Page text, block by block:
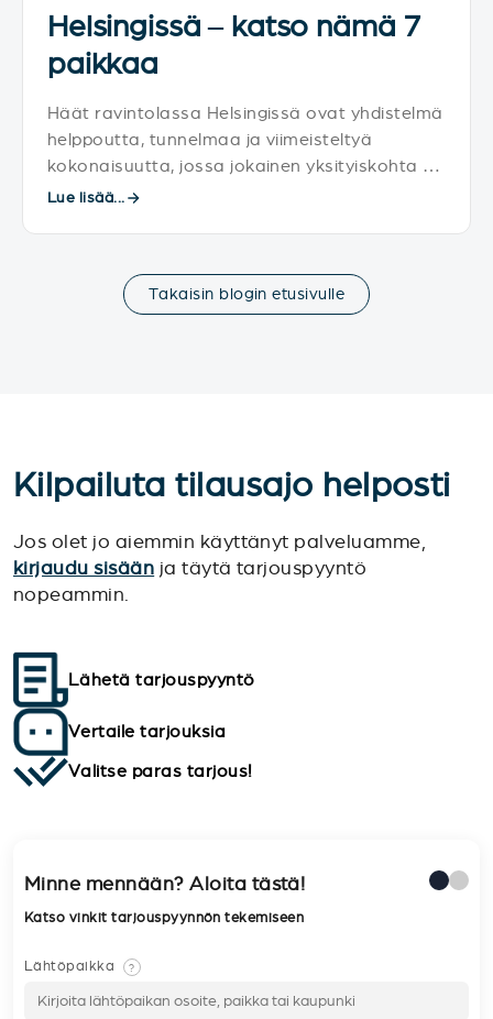
Helsingissä – katso nämä 7
paikkaa
Häät ravintolassa Helsingissä ovat yhdistelmä
helppoutta, tunnelmaa ja viimeisteltyä
kokonaisuutta, jossa jokainen yksityiskohta on
valmiiksi mietitty.
Lue lisää...
Takaisin blogin etusivulle
Kilpailuta tilausajo helposti
Jos olet jo aiemmin käyttänyt palveluamme,
kirjaudu sisään ja täytä tarjouspyyntö
nopeammin.
Lähetä tarjouspyyntö
Vertaile tarjouksia
Valitse paras tarjous!
Minne mennään? Aloita tästä!
Katso vinkit tarjouspyynnön tekemiseen
Lähtöpaikka ?